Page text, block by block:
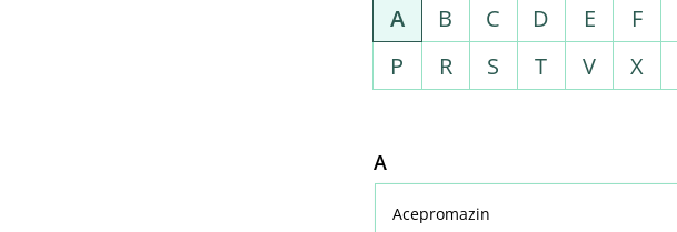
A B C D E F
P
R S T V X
A
Acepromazin